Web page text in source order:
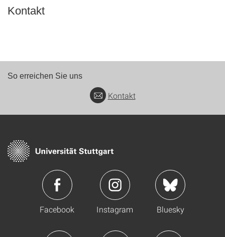
Kontakt
So erreichen Sie uns
Kontakt
Facebook Instagram Bluesky